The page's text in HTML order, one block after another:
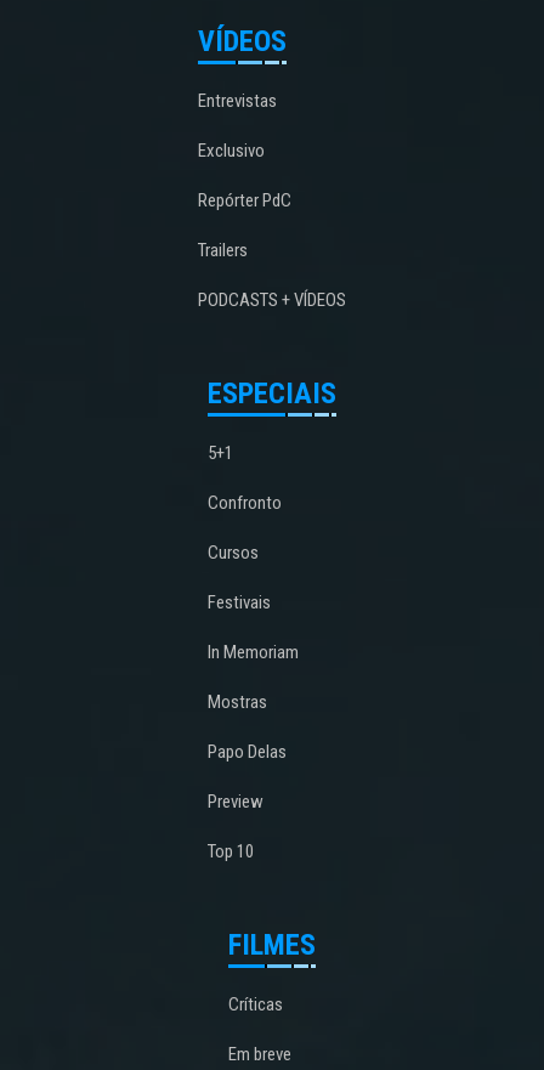
VÍDEOS
Entrevistas
Exclusivo
Repórter PdC
Trailers
PODCASTS + VÍDEOS
ESPECIAIS
5+1
Confronto
Cursos
Festivais
In Memoriam
Mostras
Papo Delas
Preview
Top 10
FILMES
Críticas
Em breve